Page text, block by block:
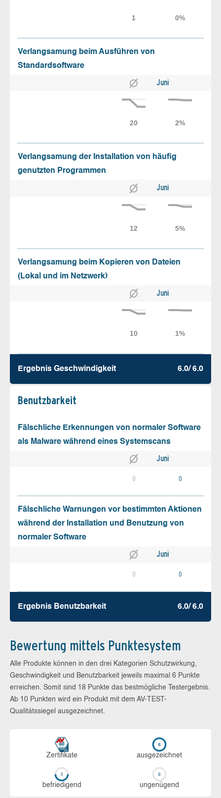
Verlangsamung beim Ausführen von
Standardsoftware
Juni
Verlangsamung der Installation von häufig
genutzten Programmen
Juni
Verlangsamung beim Kopieren von Dateien
(Lokal und im Netzwerk)
Juni
Ergebnis Geschw­indigkeit 6.0/ 6.0
Benutz­barkeit
Fälschliche Erkennungen von normaler Software
als Malware während eines Systemscans
Juni
0 0
Fälschliche Warnungen vor bestimmten Aktionen
während der Installation und Benutzung von
normaler Software
Juni
0 0
Ergebnis Benutz­barkeit 6.0/ 6.0
Bewertung mittels Punktesystem
Alle Produkte können in den drei Kategorien Schutzwirkung,
Geschwindigkeit und Benutzbarkeit jeweils maximal 6 Punkte
erreichen. Somit sind 18 Punkte das bestmögliche Testergebnis.
Ab 10 Punkten wird ein Produkt mit dem AV-TEST-
Qualitätssiegel ausgezeichnet.
Zerti­fikate aus­ge­zeich­net
be­frie­di­gend un­ge­nü­gend